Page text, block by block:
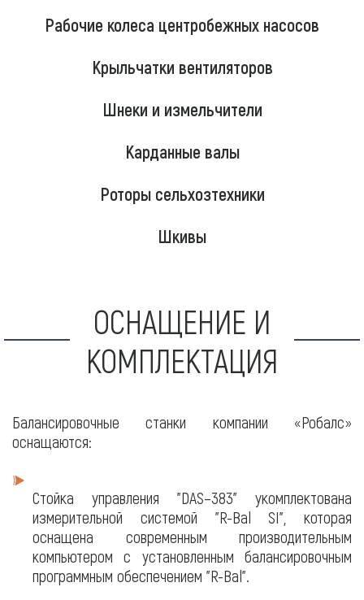
Рабочие колеса центробежных насосов
Крыльчатки вентиляторов
Шнеки и измельчители
Карданные валы
Роторы сельхозтехники
Шкивы
ОСНАЩЕНИЕ И
КОМПЛЕКТАЦИЯ
Балансировочные станки компании «Робалс»
оснащаются:
Стойка управления "DAS–383" укомплектована
измерительной системой "R-Bal SI", которая
оснащена современным производительным
компьютером с установленным балансировочным
программным обеспечением "R-Bal".